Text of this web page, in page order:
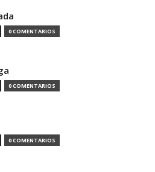
0 COMENTARIOS
0 COMENTARIOS
0 COMENTARIOS